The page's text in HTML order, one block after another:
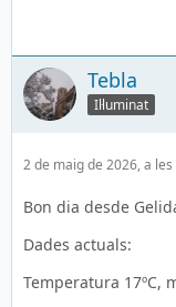
Tebla
Il·luminat
2 de maig de 2026, a les
Bon dia desde
Dades actuals:
Temperatura 17ºC,